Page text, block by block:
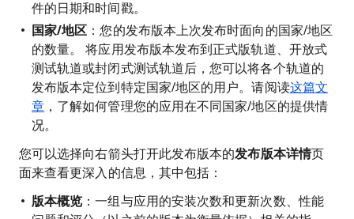
件的日期和时间戳。
国家/地区 ：您的发布版本上次发布时面向的国家/地区
的数量。 将应用发布版本发布到正式版轨道、开放式
测试轨道或封闭式测试轨道后，您可以将各个轨道的
发布版本定位到特定国家/地区的用户。请阅读这篇文
章 ，了解如何管理您的应用在不同国家/地区的提供情
况。
您可以选择向右箭头打开此发布版本的发布版本详情页
面来查看更深入的信息，其中包括：
版本概览 ：一组与应用的安装次数和更新次数、性能